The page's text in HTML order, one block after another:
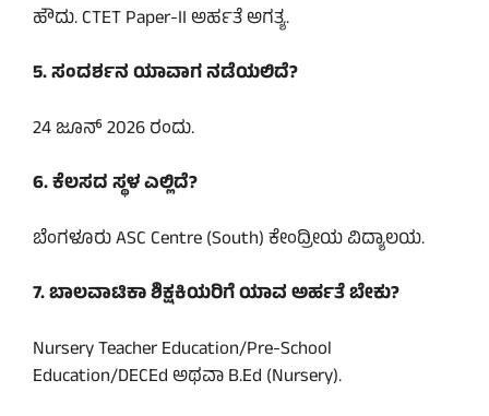
ಹೌದು. CTET Paper-II ಅರ್ಹತೆ ಅಗತ್ಯ.
5. ಸಂದರ್ಶನ ಯಾವಾಗ ನಡೆಯಲಿದೆ?
24 ಜೂನ್ 2026 ರಂದು.
6. ಕೆಲಸದ ಸ್ಥಳ ಎಲ್ಲಿದೆ?
ಬೆಂಗಳೂರು ASC Centre (South) ಕೇಂದ್ರೀಯ ವಿದ್ಯಾಲಯ.
7. ಬಾಲವಾಟಿಕಾ ಶಿಕ್ಷಕಿಯರಿಗೆ ಯಾವ ಅರ್ಹತೆ ಬೇಕು?
Nursery Teacher Education/Pre-School
Education/DECEd ಅಥವಾ B.Ed (Nursery).